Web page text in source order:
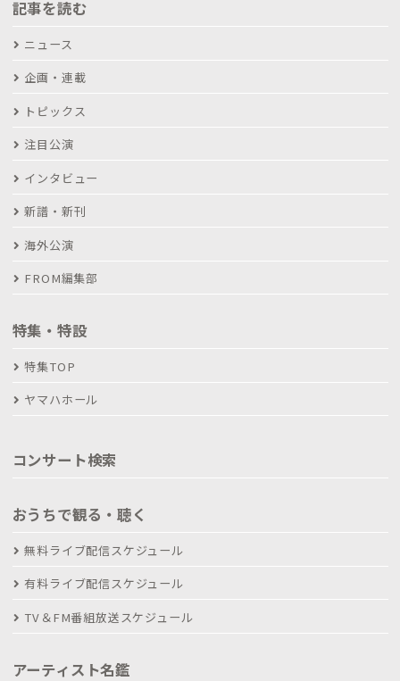
記事を読む
ニュース
企画・連載
トピックス
注目公演
インタビュー
新譜・新刊
海外公演
FROM編集部
特集・特設
特集TOP
ヤマハホール
コンサート検索
おうちで観る・聴く
無料ライブ配信スケジュール
有料ライブ配信スケジュール
TV＆FM番組放送スケジュール
アーティスト名鑑